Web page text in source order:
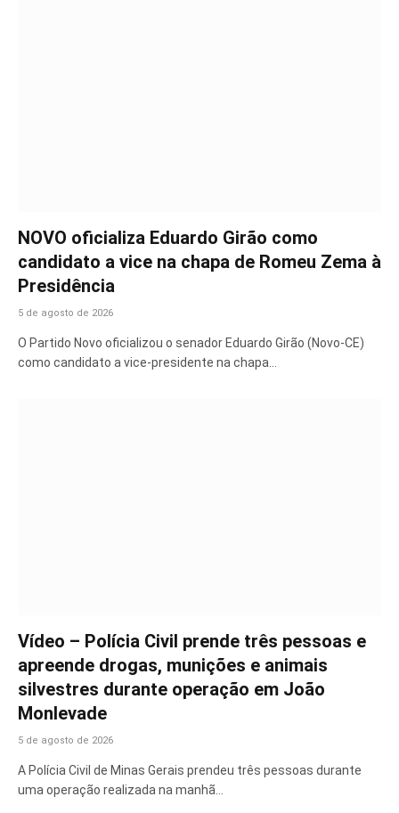
NOVO oficializa Eduardo Girão como
candidato a vice na chapa de Romeu Zema à
Presidência
5 de agosto de 2026
O Partido Novo oficializou o senador Eduardo Girão (Novo-CE)
como candidato a vice-presidente na chapa…
Vídeo – Polícia Civil prende três pessoas e
apreende drogas, munições e animais
silvestres durante operação em João
Monlevade
5 de agosto de 2026
A Polícia Civil de Minas Gerais prendeu três pessoas durante
uma operação realizada na manhã…